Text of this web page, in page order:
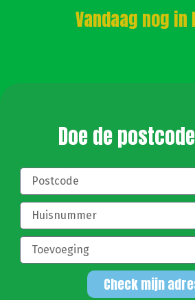
Vandaag nog in
Doe de
Check mijn